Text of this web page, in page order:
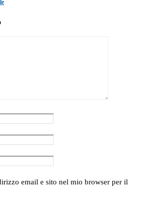
email e sito nel mio browser per il